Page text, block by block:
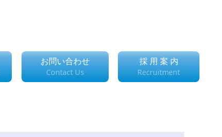
お問い合わせ
Contact Us
採 用 案 内
Recruitment